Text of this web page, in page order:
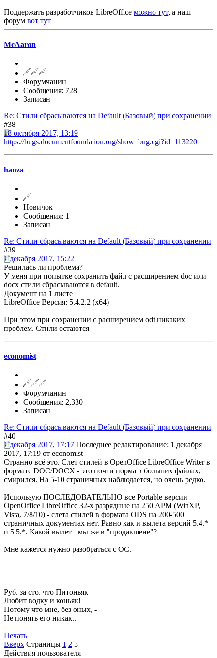
Поддержать разработчиков LibreOffice можно тут, а наш
форум вот тут
McAaron
Форумчанин
Сообщения: 728
Записан
Re: Стили сбрасываются на Default (Базовый) при сохранении
#38
18 октября 2017, 13:19
https://bugs.documentfoundation.org/show_bug.cgi?id=113220
hanza
Новичок
Сообщения: 1
Записан
Re: Стили сбрасываются на Default (Базовый) при сохранении
#39
1 декабря 2017, 15:22
Решилась ли проблема?
У меня при попытке сохранить файл с расширением doc или
docx стили сбрасываются в default.
Документ на 1 листе
LibreOffice Версия: 5.4.2.2 (x64)
При этом при сохранении с расширением odt никаких
проблем. Стили остаются
economist
Форумчанин
Сообщения: 2,330
Записан
Re: Стили сбрасываются на Default (Базовый) при сохранении
#40
1 декабря 2017, 17:17 Последнее редактирование: 1 декабря
2017, 17:19 от economist
Странно всё это. Слет стилей в OpenOffice|LibreOffice Writer в
формате DOC/DOCX - это почти норма в больших файлах,
смирился. На 5-10 страничных наблюдается, но очень редко.
Использую ПОСЛЕДОВАТЕЛЬНО все Portable версии
OpenOffice|LibreOffice 32-х разрядные на 250 АРМ (WinXP,
Vista, 7/8/10) - слета стилей в формата ODS на 200-500
страничных документах нет. Равно как и вылета версий 5.4.*
и 5.5.*. Какой вылет - мы же в "продакшене"?
Мне кажется нужно разобраться с ОС.
Руб. за сто, что Питоньяк
Любит водку и коньяк!
Потому что мне, без оных, -
Не понять его никак...
Печать
Вверх Страницы 1 2 3
Действия пользователя